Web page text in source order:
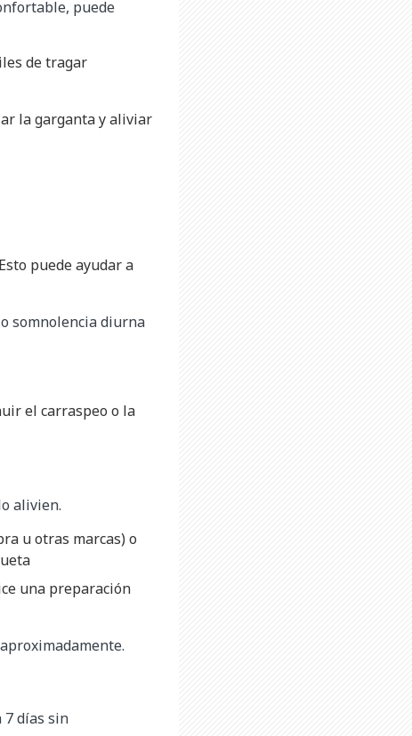
puede
de tragar
la garganta y aliviar
puede ayudar a
somnolencia diurna
el carraspeo o la
alivien.
u otras marcas) o
una preparación
7 días sin